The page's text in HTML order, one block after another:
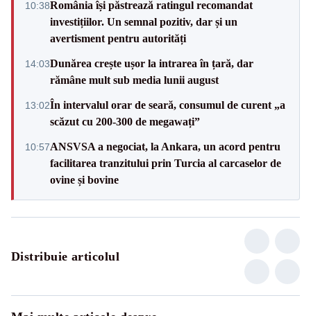
10:38România își păstrează ratingul recomandat
investițiilor. Un semnal pozitiv, dar și un
avertisment pentru autorități
14:03Dunărea crește ușor la intrarea în țară, dar
rămâne mult sub media lunii august
13:02În intervalul orar de seară, consumul de curent „a
scăzut cu 200-300 de megawați”
10:57ANSVSA a negociat, la Ankara, un acord pentru
facilitarea tranzitului prin Turcia al carcaselor de
ovine și bovine
Distribuie articolul